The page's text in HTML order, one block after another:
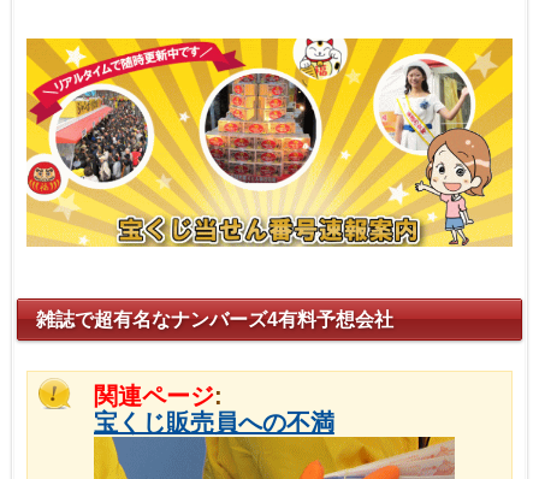
雑誌で超有名なナンバーズ4有料予想会社
関連ページ:
宝くじ販売員への不満